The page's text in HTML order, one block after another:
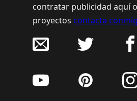
contratar publicidad aquí
proyectos contacta